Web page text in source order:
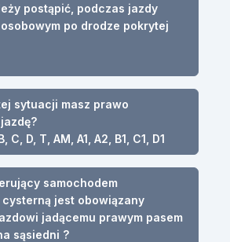
postąpić, podczas jazdy
po drodze pokrytej
sytuacji masz prawo
C, D, T, AM, A1, A2, B1, C1, D1
samochodem
jest obowiązany
jadącemu prawym pasem
sąsiedni ?